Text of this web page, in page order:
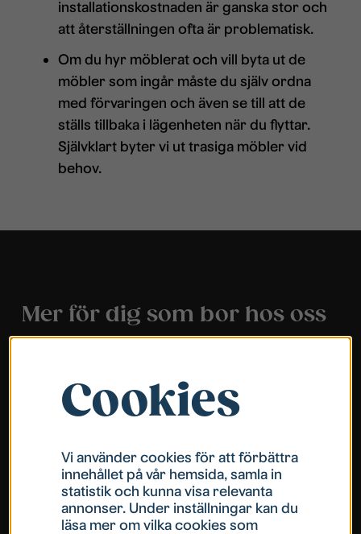
installationskostnaden är ganska stor och
att återställningen ofta är problematisk.
Om du hyr möblerat och vill byta ut de
möbler som ingår måste du själv ordna
med förvaringen och även se till att de
ställs tillbaka i lägenheten när du flyttar.
Självklart byter vi ut trasiga möbler vid
behov.
Mer för dig som bor hos oss
Cookies
Vi använder cookies för att förbättra
innehållet på vår hemsida, samla in
statistik och kunna visa relevanta
annonser. Under inställningar kan du
läsa mer om vilka cookies som